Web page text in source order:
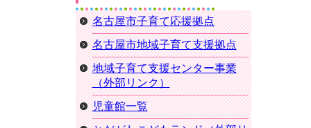
名古屋市子育て応援拠点
名古屋市地域子育て支援拠点
地域子育て支援センター事業
（外部リンク）
児童館一覧